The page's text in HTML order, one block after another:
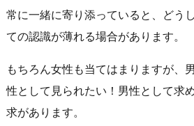
常に一緒に寄り添っていると、どう
ての認識が薄れる場合があります。
もちろん女性も当てはまりますが、
性として見られたい！男性として求
求があります。